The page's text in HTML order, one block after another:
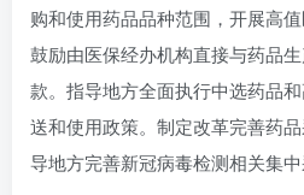
购和使用药品品种范围，开展高值
鼓励由医保经办机构直接与药品
款。指导地方全面执行中选药品
送和使用政策。制定改革完善药
导地方完善新冠病毒检测相关集中